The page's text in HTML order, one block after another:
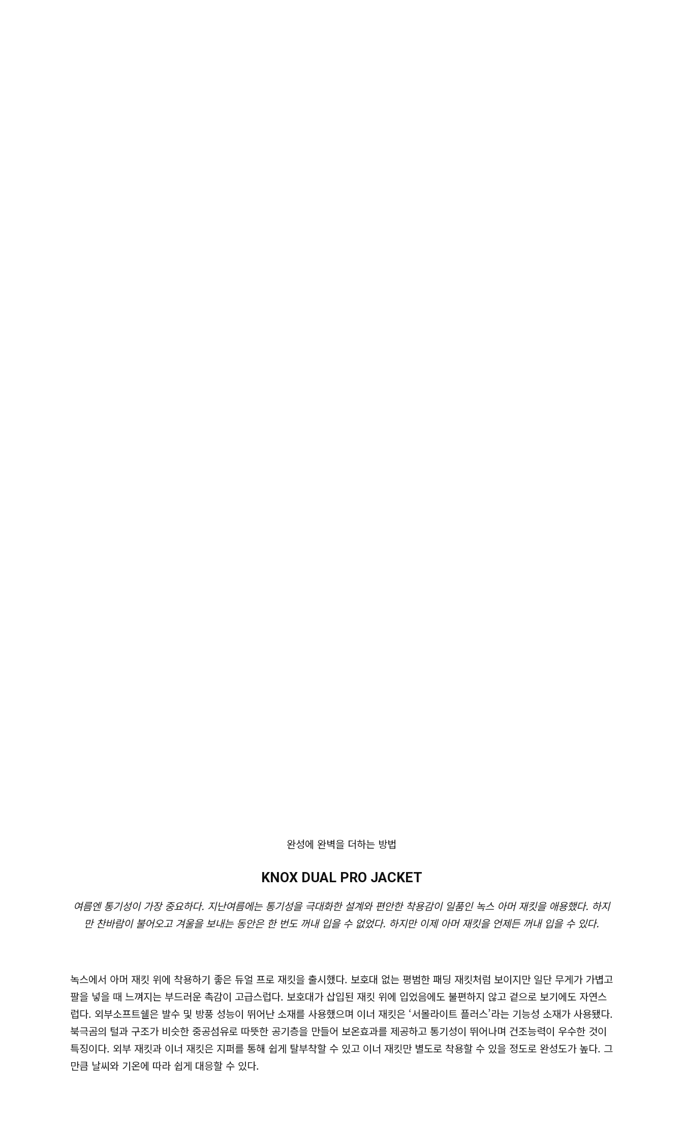
완성에 완벽을 더하는 방법
KNOX DUAL PRO JACKET
여름엔 통기성이 가장 중요하다. 지난여름에는 통기성을 극대화한 설계와 편안한 착용감이 일품인 녹스 아머 재킷을 애용했다. 하지
만 찬바람이 불어오고 겨울을 보내는 동안은 한 번도 꺼내 입을 수 없었다. 하지만 이제 아머 재킷을 언제든 꺼내 입을 수 있다.
녹스에서 아머 재킷 위에 착용하기 좋은 듀얼 프로 재킷을 출시했다. 보호대 없는 평범한 패딩 재킷처럼 보이지만 일단 무게가 가볍고
팔을 넣을 때 느껴지는 부드러운 촉감이 고급스럽다. 보호대가 삽입된 재킷 위에 입었음에도 불편하지 않고 겉으로 보기에도 자연스
럽다. 외부소프트쉘은 발수 및 방풍 성능이 뛰어난 소재를 사용했으며 이너 재킷은 ‘서몰라이트 플러스’라는 기능성 소재가 사용됐다.
북극곰의 털과 구조가 비슷한 중공섬유로 따뜻한 공기층을 만들어 보온효과를 제공하고 통기성이 뛰어나며 건조능력이 우수한 것이
특징이다. 외부 재킷과 이너 재킷은 지퍼를 통해 쉽게 탈부착할 수 있고 이너 재킷만 별도로 착용할 수 있을 정도로 완성도가 높다. 그
만큼 날씨와 기온에 따라 쉽게 대응할 수 있다.